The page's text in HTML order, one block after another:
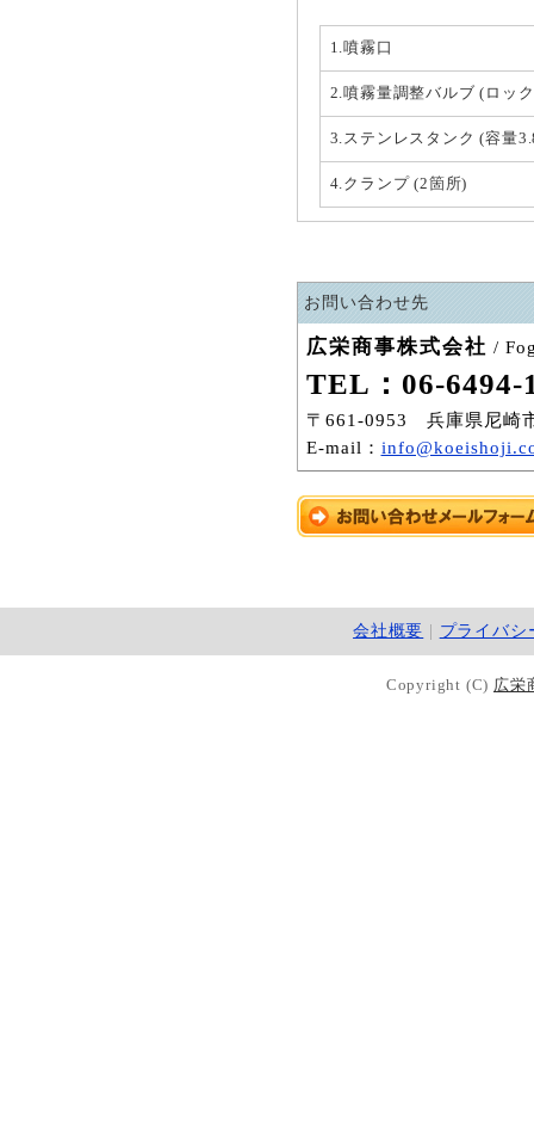
1.噴霧口
2.噴霧量調整バルブ (ロッ
3.ステンレスタンク (容量
4.クランプ (2箇所)
お問い合わせ先
広栄商事株式会社 /
TEL：06-
〒661-0953 兵庫県尼崎
E-mail：
会社概要 プライバシ
Copyright (C) 広栄